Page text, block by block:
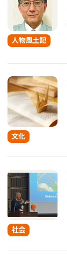
人物風土記
文化
社会